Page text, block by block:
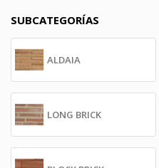
SUBCATEGORÍAS
ALDAIA
LONG BRICK